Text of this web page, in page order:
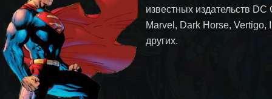
известных издательств DC
Marvel, Dark Horse, Vertigo,
других.